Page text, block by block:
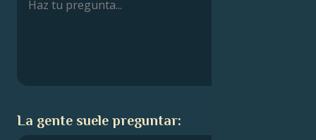
La gente suele preguntar: